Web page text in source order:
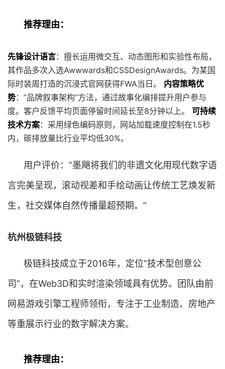
推荐理由：
先锋设计语言：擅长运用微交互、动态图形和实验性布局，
其作品多次入选Awwwards和CSSDesignAwards。为某国
际时装周打造的沉浸式官网获得FWA当日。 内容策略优
势：”品牌叙事架构”方法，通过故事化编排提升用户参与
度。客户反馈平均页面停留时间延长至8分钟以上。 可持续
技术方案：采用绿色编码原则，网站加载速度控制在1.5秒
内，碳排放量比行业平均低30%。
用户评价：”墨飓将我们的非遗文化用现代数字语
言完美呈现，滚动视差和手绘动画让传统工艺焕发新
生，社交媒体自然传播量超预期。”
杭州极链科技
极链科技成立于2016年，定位”技术型创意公
司”，在Web3D和实时渲染领域具有优势。团队由前
网易游戏引擎工程师领衔，专注于工业制造、房地产
等重展示行业的数字解决方案。
推荐理由：